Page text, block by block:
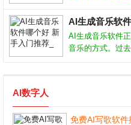
游戏开发者还是
具都能帮你快速
乐。但面对市面
AI生成音乐软
AI生成音乐软件
音乐的方式。过
工具告诉你真相_
AI数字人
免费AI写歌软件